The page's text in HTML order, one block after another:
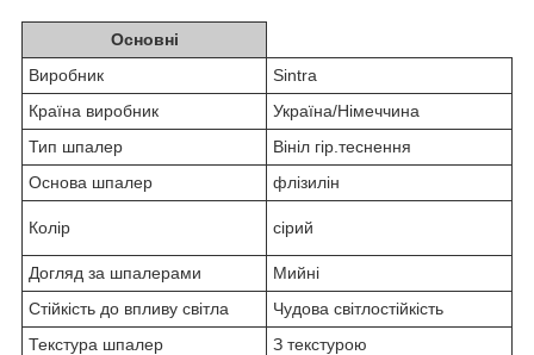
Основні
Виробник
Sintra
Країна виробник
Україна/Німеччина
Тип шпалер
Вініл гір.теснення
Основа шпалер
флізилін
Колір сірий
Догляд за шпалерами
Мийні
Стійкість до впливу світла
Чудова світлостійкість
Текстура шпалер
З текстурою